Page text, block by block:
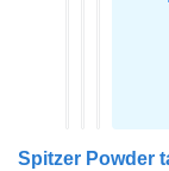
Spitzer Powder